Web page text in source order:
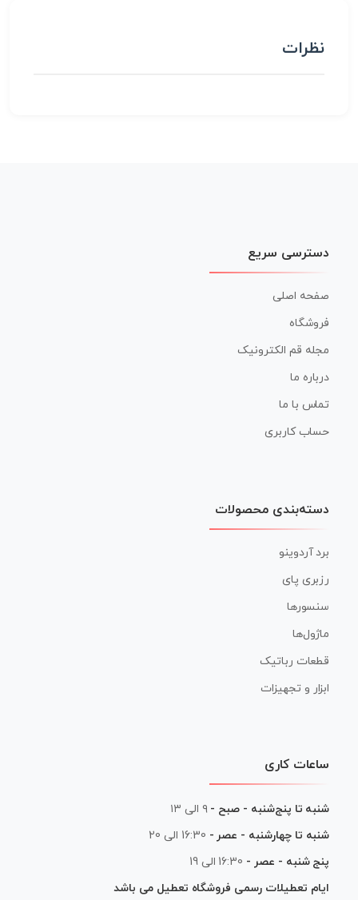
نظرات
دسترسی سریع
صفحه اصلی
فروشگاه
مجله قم الکترونیک
درباره ما
تماس با ما
حساب کاربری
دسته‌بندی محصولات
برد آردوینو
رزبری پای
سنسورها
ماژول‌ها
قطعات رباتیک
ابزار و تجهیزات
ساعات کاری
شنبه تا پنج‌شنبه - صبح - ۹ الی ۱۳
شنبه تا چهارشنبه - عصر - 16:30 الی 20
پنج شنبه - عصر - 16:30 الی 19
ایام تعطیلات رسمی فروشگاه تعطیل می باشد